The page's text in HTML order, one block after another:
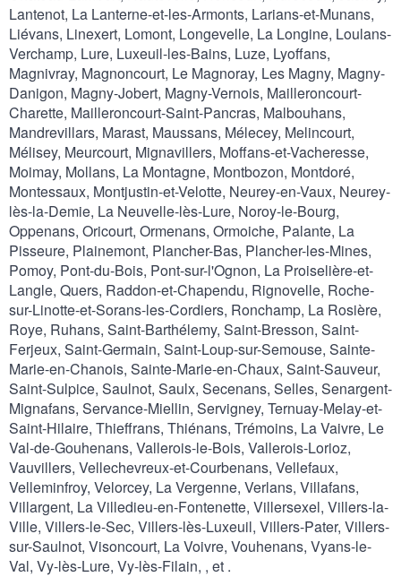
Lantenot, La Lanterne-et-les-Armonts, Larians-et-Munans,
Liévans, Linexert, Lomont, Longevelle, La Longine, Loulans-
Verchamp, Lure, Luxeuil-les-Bains, Luze, Lyoffans,
Magnivray, Magnoncourt, Le Magnoray, Les Magny, Magny-
Danigon, Magny-Jobert, Magny-Vernois, Mailleroncourt-
Charette, Mailleroncourt-Saint-Pancras, Malbouhans,
Mandrevillars, Marast, Maussans, Mélecey, Melincourt,
Mélisey, Meurcourt, Mignavillers, Moffans-et-Vacheresse,
Moimay, Mollans, La Montagne, Montbozon, Montdoré,
Montessaux, Montjustin-et-Velotte, Neurey-en-Vaux, Neurey-
lès-la-Demie, La Neuvelle-lès-Lure, Noroy-le-Bourg,
Oppenans, Oricourt, Ormenans, Ormoiche, Palante, La
Pisseure, Plainemont, Plancher-Bas, Plancher-les-Mines,
Pomoy, Pont-du-Bois, Pont-sur-l'Ognon, La Proiselière-et-
Langle, Quers, Raddon-et-Chapendu, Rignovelle, Roche-
sur-Linotte-et-Sorans-les-Cordiers, Ronchamp, La Rosière,
Roye, Ruhans, Saint-Barthélemy, Saint-Bresson, Saint-
Ferjeux, Saint-Germain, Saint-Loup-sur-Semouse, Sainte-
Marie-en-Chanois, Sainte-Marie-en-Chaux, Saint-Sauveur,
Saint-Sulpice, Saulnot, Saulx, Secenans, Selles, Senargent-
Mignafans, Servance-Miellin, Servigney, Ternuay-Melay-et-
Saint-Hilaire, Thieffrans, Thiénans, Trémoins, La Vaivre, Le
Val-de-Gouhenans, Vallerois-le-Bois, Vallerois-Lorioz,
Vauvillers, Vellechevreux-et-Courbenans, Vellefaux,
Velleminfroy, Velorcey, La Vergenne, Verlans, Villafans,
Villargent, La Villedieu-en-Fontenette, Villersexel, Villers-la-
Ville, Villers-le-Sec, Villers-lès-Luxeuil, Villers-Pater, Villers-
sur-Saulnot, Visoncourt, La Voivre, Vouhenans, Vyans-le-
Val, Vy-lès-Lure, Vy-lès-Filain, , et .